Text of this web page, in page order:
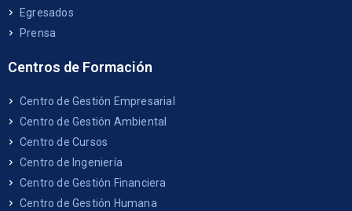
Egresados
Prensa
Centros de Formación
Centro de Gestión Empresarial
Centro de Gestión Ambiental
Centro de Cursos
Centro de Ingeniería
Centro de Gestión Financiera
Centro de Gestión Humana